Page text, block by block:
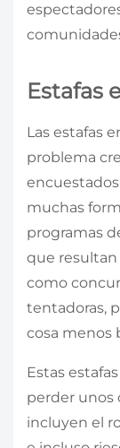
Estafas
Las estafas
problema
muchas
programas
que
como
tentadoras,
cosa menos
Estas
perder unos
incluyen el